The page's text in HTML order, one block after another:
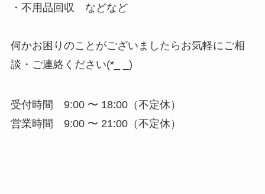
・不用品回収 などなど
何かお困りのことがございましたらお気軽にご相
談・ご連絡ください(*_ _)
受付時間 9:00 〜 18:00（不定休）
営業時間 9:00 〜 21:00（不定休）